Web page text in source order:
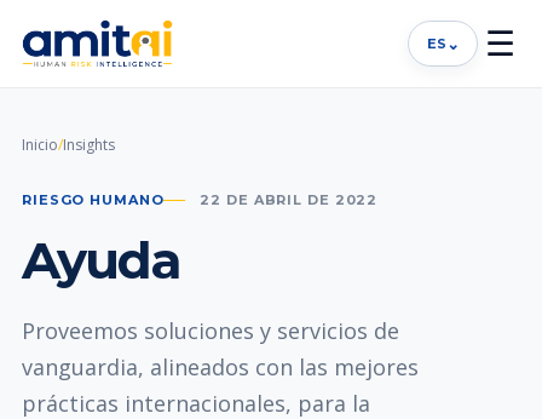
ES ⌄ ☰
Inicio/Insights
RIESGO HUMANO 22 DE ABRIL DE 2022
Ayuda
Proveemos soluciones y servicios de
vanguardia, alineados con las mejores
prácticas internacionales, para la